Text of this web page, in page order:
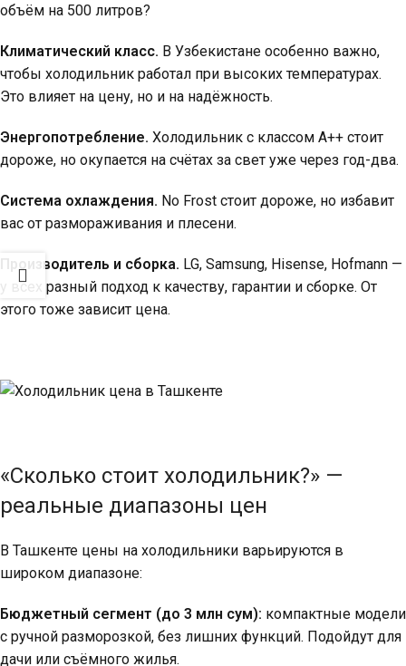
объём на 500 литров?
Климатический класс. В Узбекистане особенно важно,
чтобы холодильник работал при высоких температурах.
Это влияет на цену, но и на надёжность.
Энергопотребление. Холодильник с классом А++ стоит
дороже, но окупается на счётах за свет уже через год-два.
Система охлаждения. No Frost стоит дороже, но избавит
вас от размораживания и плесени.
Производитель и сборка. LG, Samsung, Hisense, Hofmann —
у всех разный подход к качеству, гарантии и сборке. От
этого тоже зависит цена.
«Сколько стоит холодильник?» —
реальные диапазоны цен
В Ташкенте цены на холодильники варьируются в
широком диапазоне:
Бюджетный сегмент (до 3 млн сум): компактные модели
с ручной разморозкой, без лишних функций. Подойдут для
дачи или съёмного жилья.